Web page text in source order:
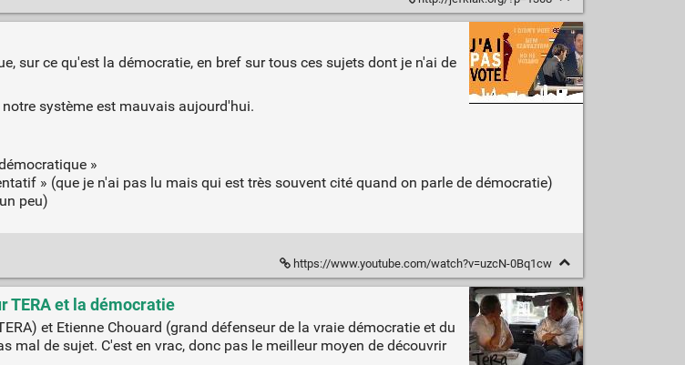
sur ce qu'est la démocratie, en bref sur tous ces sujets dont je n'ai de
système est mauvais aujourd'hui.
»
» (que je n'ai pas lu mais qui est très souvent cité quand on parle de démocratie)
peu)
https://www.youtube.com/watch?v=uzcN-0Bq1cw
TERA et la démocratie
et Etienne Chouard (grand défenseur de la vraie démocratie et du
de sujet. C'est en vrac, donc pas le meilleur moyen de découvrir